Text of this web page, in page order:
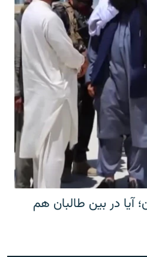
آیا در بین طالبان هم